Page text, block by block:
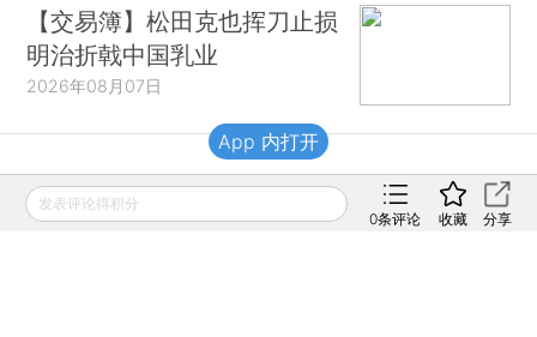
【交易簿】松田克也挥刀止损
明治折戟中国乳业
2026年08月07日
财新移动
发表评论得积分
0条评论 收藏 分享
App 内打开